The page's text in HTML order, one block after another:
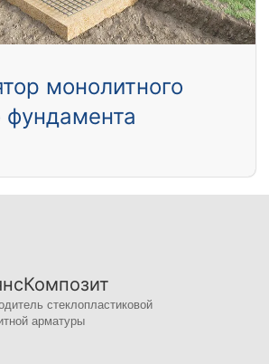
монолитного
фундамента
стеклопластиковой
арматуры